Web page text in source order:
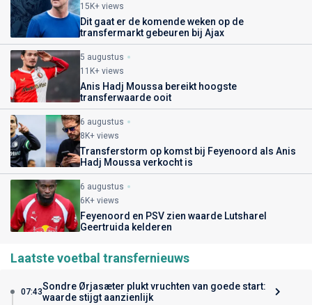
15K+ views
Dit gaat er de komende weken op de
transfermarkt gebeuren bij Ajax
5 augustus
11K+ views
Anis Hadj Moussa bereikt hoogste
transferwaarde ooit
6 augustus
8K+ views
Transferstorm op komst bij Feyenoord als Anis
Hadj Moussa verkocht is
6 augustus
6K+ views
Feyenoord en PSV zien waarde Lutsharel
Geertruida kelderen
Laatste voetbal transfernieuws
07:43Sondre Ørjasæter plukt vruchten van goede start:
waarde stijgt aanzienlijk